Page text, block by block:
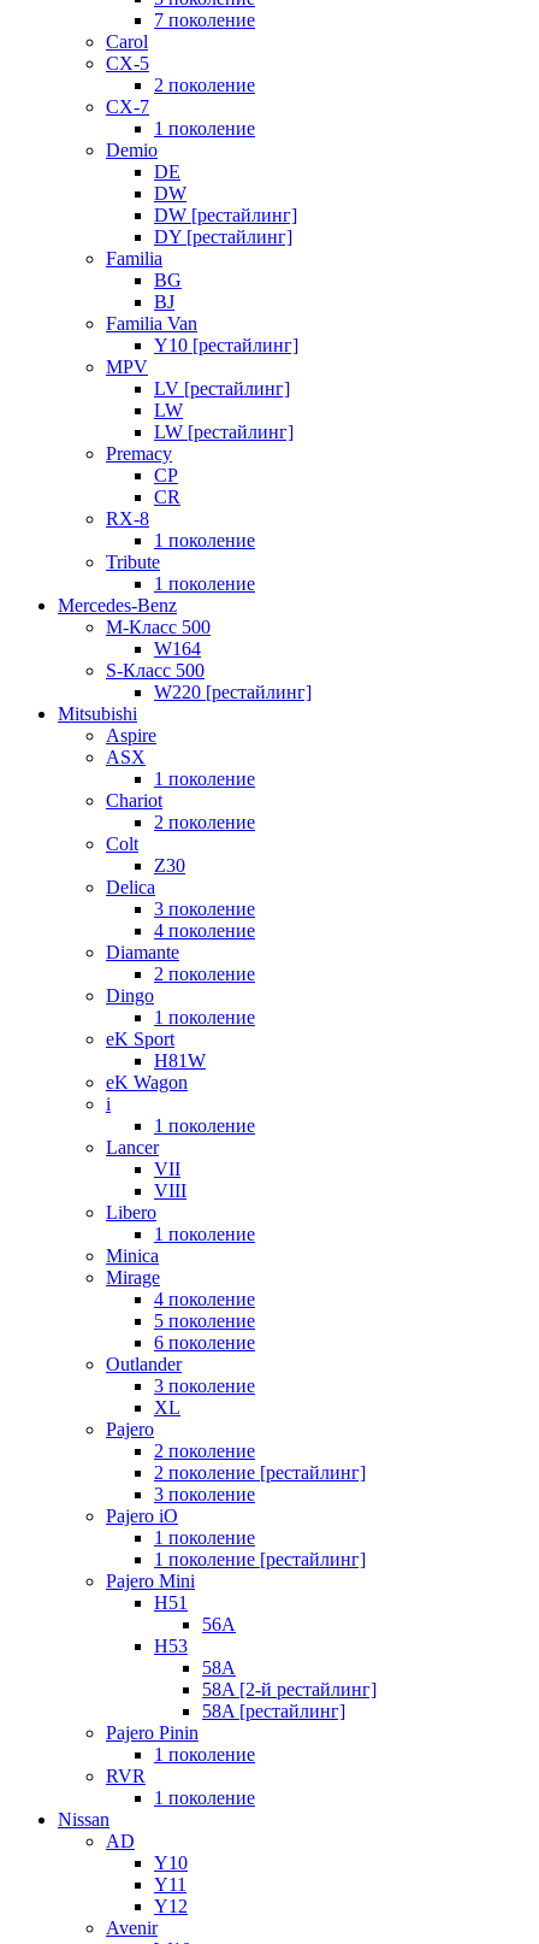
7 поколение
Carol
CX-5
2 поколение
CX-7
1 поколение
Demio
DE
DW
DW [рестайлинг]
DY [рестайлинг]
Familia
BG
BJ
Familia Van
Y10 [рестайлинг]
MPV
LV [рестайлинг]
LW
LW [рестайлинг]
Premacy
CP
CR
RX-8
1 поколение
Tribute
1 поколение
Mercedes-Benz
M-Класс 500
W164
S-Класс 500
W220 [рестайлинг]
Mitsubishi
Aspire
ASX
1 поколение
Chariot
2 поколение
Colt
Z30
Delica
3 поколение
4 поколение
Diamante
2 поколение
Dingo
1 поколение
eK Sport
H81W
eK Wagon
i
1 поколение
Lancer
VII
VIII
Libero
1 поколение
Minica
Mirage
4 поколение
5 поколение
6 поколение
Outlander
3 поколение
XL
Pajero
2 поколение
2 поколение [рестайлинг]
3 поколение
Pajero iO
1 поколение
1 поколение [рестайлинг]
Pajero Mini
H51
56A
H53
58A
58A [2-й рестайлинг]
58A [рестайлинг]
Pajero Pinin
1 поколение
RVR
1 поколение
Nissan
AD
Y10
Y11
Y12
Avenir